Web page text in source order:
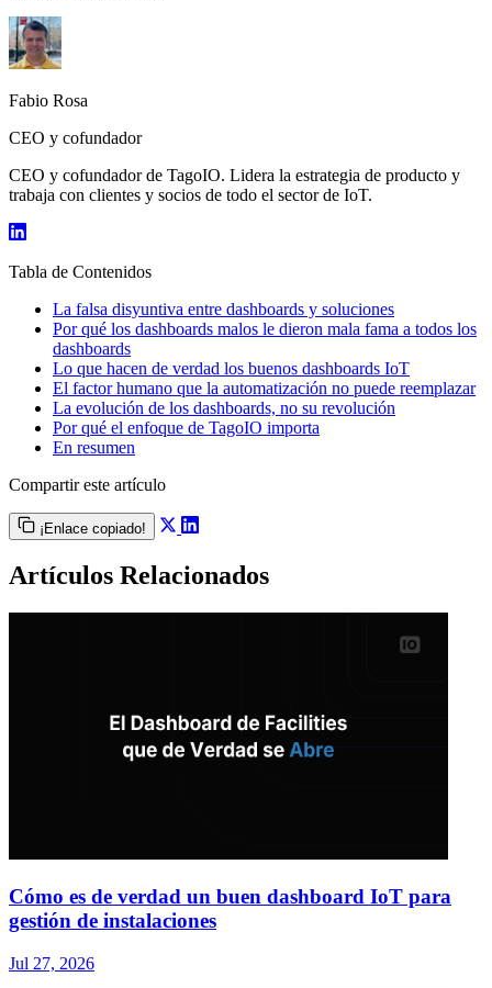
Fabio Rosa
CEO y cofundador
CEO y cofundador de TagoIO. Lidera la estrategia de producto y
trabaja con clientes y socios de todo el sector de IoT.
Tabla de Contenidos
La falsa disyuntiva entre dashboards y soluciones
Por qué los dashboards malos le dieron mala fama a todos los
dashboards
Lo que hacen de verdad los buenos dashboards IoT
El factor humano que la automatización no puede reemplazar
La evolución de los dashboards, no su revolución
Por qué el enfoque de TagoIO importa
En resumen
Compartir este artículo
¡Enlace copiado!
Artículos Relacionados
Cómo es de verdad un buen dashboard IoT para
gestión de instalaciones
Jul 27, 2026